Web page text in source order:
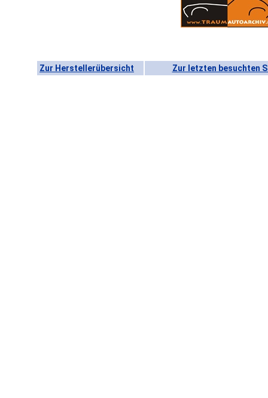
Zur Herstellerübersicht Zur letzten besuchten